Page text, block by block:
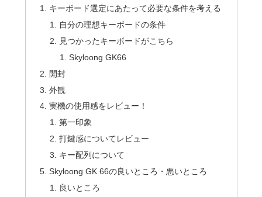
キーボード選定にあたって必要な条件を考える
自分の理想キーボードの条件
見つかったキーボードがこちら
Skyloong GK66
開封
外観
実機の使用感をレビュー！
第一印象
打鍵感についてレビュー
キー配列について
Skyloong GK 66の良いところ・悪いところ
良いところ